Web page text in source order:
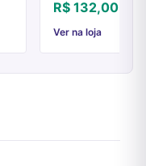
origem tão somente
Ele. Este livro
R$ 132,00
Ver na loja